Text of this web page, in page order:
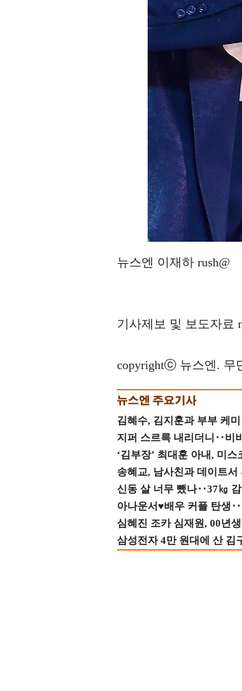
뉴스엔 이재하 rush@
기사제보 및 보도자료
copyrightⓒ 뉴스엔. 무
김혜수, 김지훈과 부부 케미
지퍼 스르륵 내리더니‥비
‘김부장’ 최대훈 아내, 미
송혜교, 남사친과 데이트
신동 살 너무 뺐나‥37㎏
아나운서♥배우 커플 탄생
심혜진 조카 심재원, 00년
삼성전자 4만 원대에 산 김